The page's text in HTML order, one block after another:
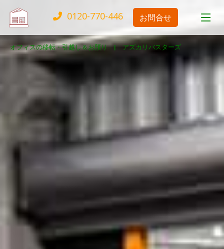
0120-770-446 お問合せ
オフィスの移転・引越し＆お預り |アズカリバスターズ